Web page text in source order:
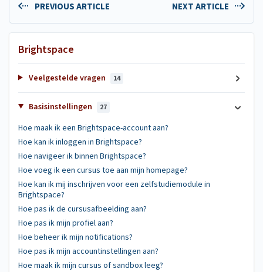
PREVIOUS ARTICLE NEXT ARTICLE
Brightspace
Veelgestelde vragen 14
Basisinstellingen 27
Hoe maak ik een Brightspace-account aan?
Hoe kan ik inloggen in Brightspace?
Hoe navigeer ik binnen Brightspace?
Hoe voeg ik een cursus toe aan mijn homepage?
Hoe kan ik mij inschrijven voor een zelfstudiemodule in
Brightspace?
Hoe pas ik de cursusafbeelding aan?
Hoe pas ik mijn profiel aan?
Hoe beheer ik mijn notifications?
Hoe pas ik mijn accountinstellingen aan?
Hoe maak ik mijn cursus of sandbox leeg?